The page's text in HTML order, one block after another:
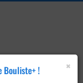
×
Bouliste+ !